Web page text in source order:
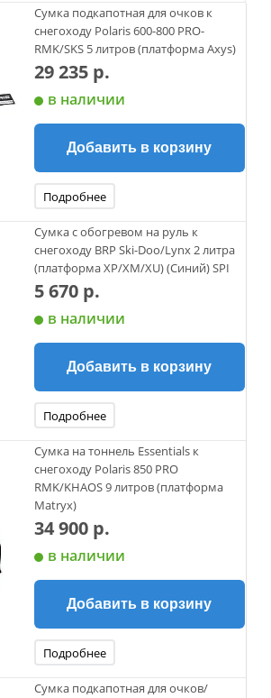
Сумка подкапотная для очков к
снегоходу Polaris 600-800 PRO-
RMK/SKS 5 литров (платформа Axys)
29 235 р.
в наличии
Добавить в корзину
Подробнее
Сумка с обогревом на руль к
снегоходу BRP Ski-Doo/Lynx 2 литра
(платформа XP/XM/XU) (Синий) SPI
5 670 р.
в наличии
Добавить в корзину
Подробнее
Сумка на тоннель Essentials к
снегоходу Polaris 850 PRO
RMK/KHAOS 9 литров (платформа
Matryx)
34 900 р.
в наличии
Добавить в корзину
Подробнее
Сумка подкапотная для очков/